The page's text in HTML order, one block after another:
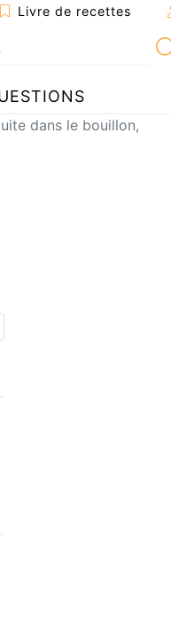
Livre de recettes
dans le bouillon,